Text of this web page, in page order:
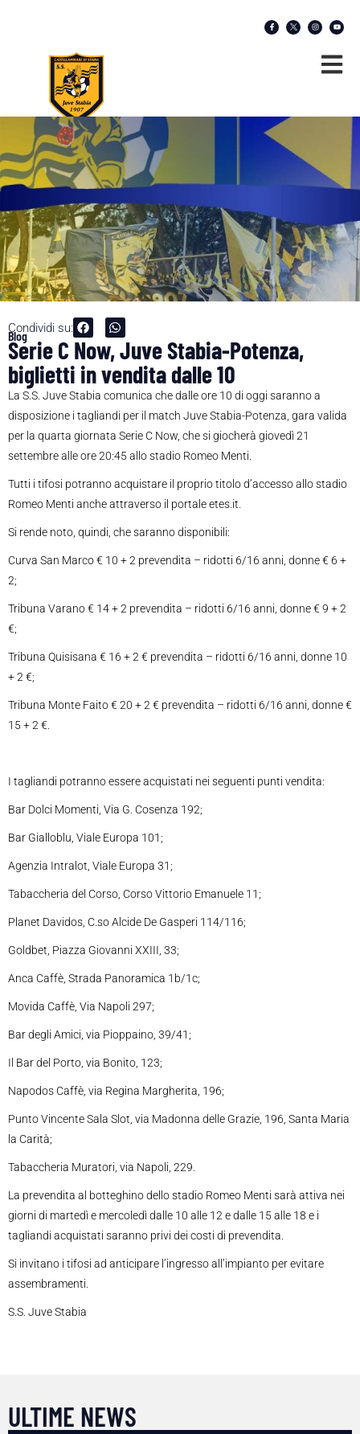
Condividi su:
Blog
Serie C Now, Juve Stabia-Potenza,
biglietti in vendita dalle 10
La S.S. Juve Stabia comunica che dalle ore 10 di oggi saranno a
disposizione i tagliandi per il match Juve Stabia-Potenza, gara valida
per la quarta giornata Serie C Now, che si giocherà giovedì 21
settembre alle ore 20:45 allo stadio Romeo Menti.
Tutti i tifosi potranno acquistare il proprio titolo d’accesso allo stadio
Romeo Menti anche attraverso il portale etes.it.
Si rende noto, quindi, che saranno disponibili:
Curva San Marco € 10 + 2 prevendita – ridotti 6/16 anni, donne € 6 +
2;
Tribuna Varano € 14 + 2 prevendita – ridotti 6/16 anni, donne € 9 + 2
€;
Tribuna Quisisana € 16 + 2 € prevendita – ridotti 6/16 anni, donne 10
+ 2 €;
Tribuna Monte Faito € 20 + 2 € prevendita – ridotti 6/16 anni, donne €
15 + 2 €.
I tagliandi potranno essere acquistati nei seguenti punti vendita:
Bar Dolci Momenti, Via G. Cosenza 192;
Bar Gialloblu, Viale Europa 101;
Agenzia Intralot, Viale Europa 31;
Tabaccheria del Corso, Corso Vittorio Emanuele 11;
Planet Davidos, C.so Alcide De Gasperi 114/116;
Goldbet, Piazza Giovanni XXIII, 33;
Anca Caffè, Strada Panoramica 1b/1c;
Movida Caffè, Via Napoli 297;
Bar degli Amici, via Pioppaino, 39/41;
Il Bar del Porto, via Bonito, 123;
Napodos Caffè, via Regina Margherita, 196;
Punto Vincente Sala Slot, via Madonna delle Grazie, 196, Santa Maria
la Carità;
Tabaccheria Muratori, via Napoli, 229.
La prevendita al botteghino dello stadio Romeo Menti sarà attiva nei
giorni di martedì e mercoledì dalle 10 alle 12 e dalle 15 alle 18 e i
tagliandi acquistati saranno privi dei costi di prevendita.
Si invitano i tifosi ad anticipare l’ingresso all’impianto per evitare
assembramenti.
S.S. Juve Stabia
ULTIME NEWS